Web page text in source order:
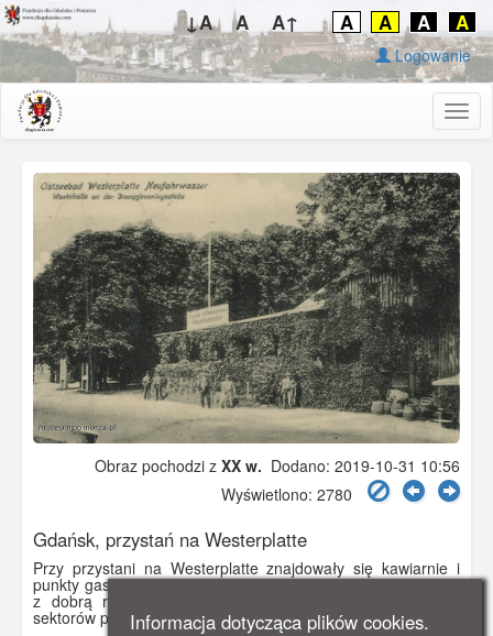
↓A A A↑ A A A A
Logowanie
Obraz pochodzi z XX w. Dodano: 2019-10-31 10:56
Wyświetlono: 2780
Gdańsk, przystań na Westerplatte
Przy przystani na Westerplatte znajdowały się kawiarnie i
punkty gastronomiczne. Znajdowała się również poczekalnia
z dobrą restauracją. Wiodła stąd aleja do wydzielonych
sektorów plażowych. Obieg 1909 r.
Informacja dotycząca plików cookies.